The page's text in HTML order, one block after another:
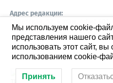
Адрес редакции:
630087,
Новосибирск
8-960-779-12-96,
S.Voronkova@precedent.tv
Мы используем cookie-
представления нашего
использовать этот сайт, вы
использованием cookie-
Принять